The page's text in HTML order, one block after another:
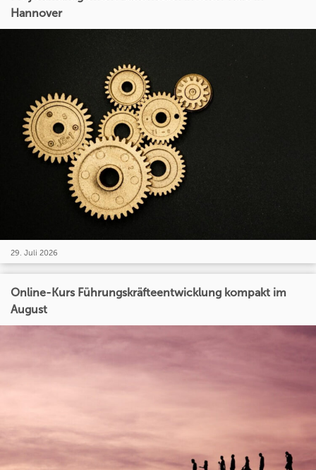
Hannover
29. Juli 2026
Online-Kurs Führungskräfteentwicklung kompakt im
August